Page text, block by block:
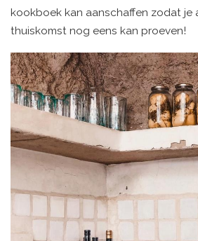
kookboek kan aanschaffen zodat je
thuiskomst nog eens kan proeven!